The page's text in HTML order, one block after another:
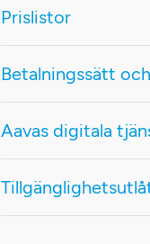
Prislistor
Betalningssätt
Aavas digitala